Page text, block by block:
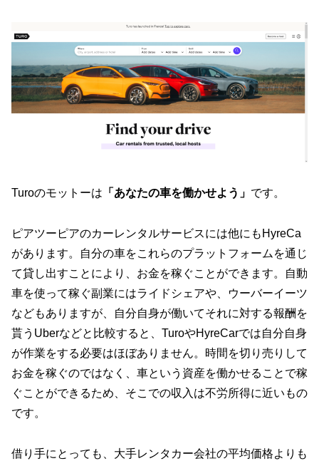
Turoのモットーは 「あなたの車を働かせよう」 です。
ピアツーピアのカーレンタルサービスには他にもHyreCa
があります。自分の車をこれらのプラットフォームを通じ
て貸し出すことにより、お金を稼ぐことができます。自動
車を使って稼ぐ副業にはライドシェアや、ウーバーイーツ
などもありますが、自分自身が働いてそれに対する報酬を
貰うUberなどと比較すると、TuroやHyreCarでは自分自身
が作業をする必要はほぼありません。時間を切り売りして
お金を稼ぐのではなく、車という資産を働かせることで稼
ぐことができるため、そこでの収入は不労所得に近いもの
です。
借り手にとっても、大手レンタカー会社の平均価格よりも